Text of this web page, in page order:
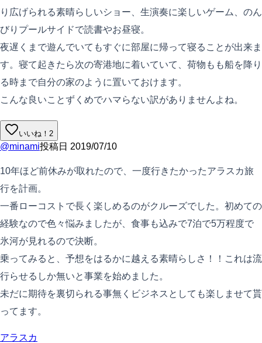
り広げられる素晴らしいショー、生演奏に楽しいゲーム、のん
びりプールサイドで読書やお昼寝。
夜遅くまで遊んでいてもすぐに部屋に帰って寝ることが出来ま
す。寝て起きたら次の寄港地に着いていて、荷物もも船を降り
る時まで自分の家のように置いておけます。
こんな良いことずくめでハマらない訳がありませんよね。
いいね！ 2
@minami投稿日 2019/07/10
10年ほど前休みが取れたので、一度行きたかったアラスカ旅
行を計画。
一番ローコストで長く楽しめるのがクルーズでした。初めての
経験なので色々悩みましたが、食事も込みで7泊で5万程度で
氷河が見れるので決断。
乗ってみると、予想をはるかに越える素晴らしさ！！これは流
行らせるしか無いと事業を始めました。
未だに期待を裏切られる事無くビジネスとしても楽しませて貰
ってます。
アラスカ